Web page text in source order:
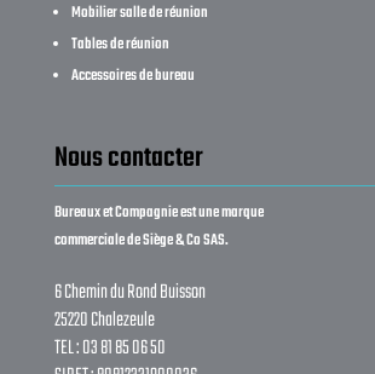
Mobilier salle de réunion
Tables de réunion
Accessoires de bureau
Nous contacter
Bureaux et Compagnie est une marque
commerciale de Siège & Co SAS.
6 Chemin du Rond Buisson
25220 Chalezeule
TEL : 03 81 85 06 50